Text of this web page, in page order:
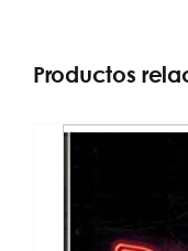
Productos